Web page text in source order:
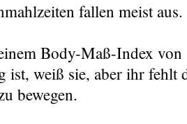
fallen meist aus.
Body-Maß-Index von
ist, weiß sie, aber ihr fehlt
bewegen.